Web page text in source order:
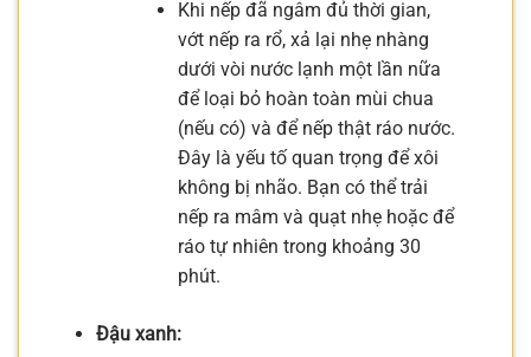
Khi nếp đã ngâm đủ thời gian,
vớt nếp ra rổ, xả lại nhẹ nhàng
dưới vòi nước lạnh một lần nữa
để loại bỏ hoàn toàn mùi chua
(nếu có) và để nếp thật ráo nước.
Đây là yếu tố quan trọng để xôi
không bị nhão. Bạn có thể trải
nếp ra mâm và quạt nhẹ hoặc để
ráo tự nhiên trong khoảng 30
phút.
Đậu xanh: